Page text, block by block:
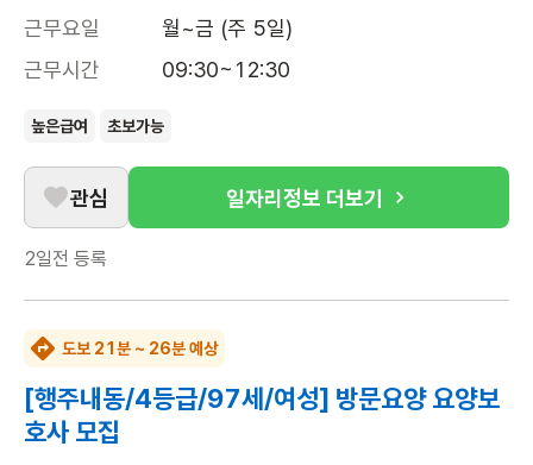
근무요일
월~금 (주 5일)
근무시간
09:30~12:30
높은급여 초보가능
관심 일자리정보 더보기
2일전 등록
도보 21분 ~ 26분 예상
[행주내동/4등급/97세/여성] 방문요양 요양보
호사 모집